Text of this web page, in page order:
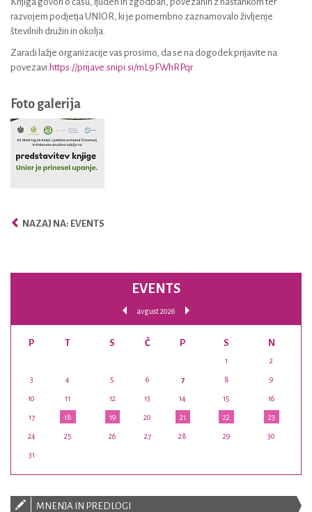
razvojem podjetja UNIOR, ki je pomembno zaznamovalo življenje
številnih družin in okolja.
Zaradi lažje organizacije vas prosimo, da se na dogodek prijavite na
povezavi: https://prijave.snipi.si/mL9FWhRPqr
Foto galerija
NAZAJ NA: EVENTS
EVENTS
avgust 2026
P T S Č P S N
1 2
3 4 5 6 7 8 9
10 11 12 13 14 15 16
17 18 19 20 21 22 23
24 25 26 27 28 29 30
31
MNENJA IN PREDLOGI